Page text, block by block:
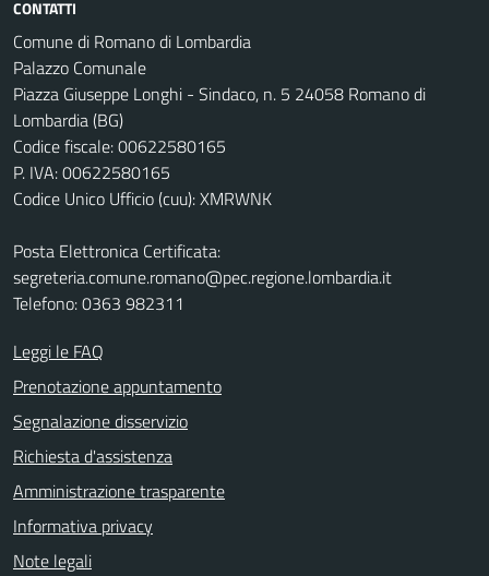
CONTATTI
Comune di Romano di Lombardia
Palazzo Comunale
Piazza Giuseppe Longhi - Sindaco, n. 5 24058 Romano di
Lombardia (BG)
Codice fiscale: 00622580165
P. IVA: 00622580165
Codice Unico Ufficio (cuu): XMRWNK
Posta Elettronica Certificata:
segreteria.comune.romano@pec.regione.lombardia.it
Telefono: 0363 982311
Leggi le FAQ
Prenotazione appuntamento
Segnalazione disservizio
Richiesta d'assistenza
Amministrazione trasparente
Informativa privacy
Note legali